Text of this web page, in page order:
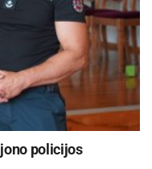
policijos